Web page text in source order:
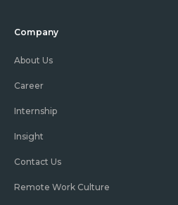
Company
About Us
Career
Internship
Insight
Contact Us
Remote Work Culture